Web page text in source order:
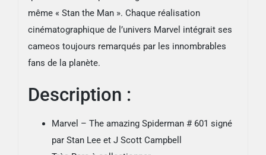
même « Stan the Man ». Chaque réalisation
cinématographique de l’univers Marvel intégrait ses
cameos toujours remarqués par les innombrables
fans de la planète.
Description :
Marvel – The amazing Spiderman # 601 signé
par Stan Lee et J Scott Campbell